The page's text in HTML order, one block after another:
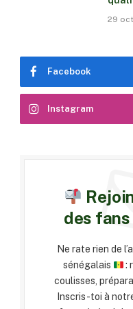
29
Facebook
Instagram
des fans
Ne rate rien de
sénégalais
:
coulisses,
Inscris-toi à